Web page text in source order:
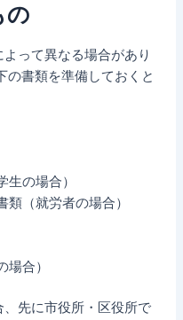
の
って異なる場合があり
の書類を準備しておくと
生の場合）
類（就労者の場合）
場合）
先に市役所・区役所で